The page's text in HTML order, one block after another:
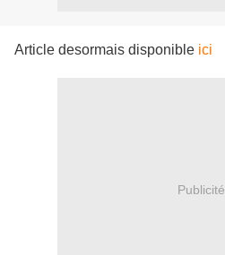
Article desormais disponible ici
Publicité